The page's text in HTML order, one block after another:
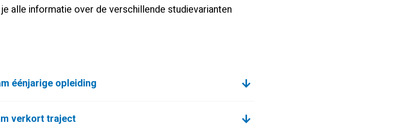
alle informatie over de verschillende studievarianten
éénjarige opleiding
verkort traject